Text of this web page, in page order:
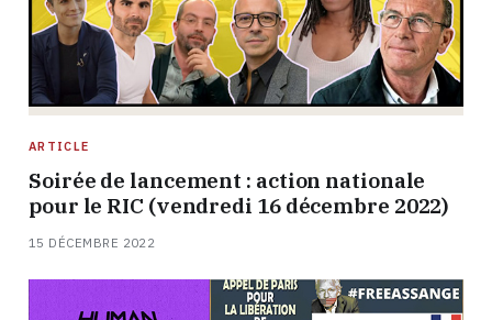
ARTICLE
Soirée de lancement : action nationale
pour le RIC (vendredi 16 décembre 2022)
15 DÉCEMBRE 2022